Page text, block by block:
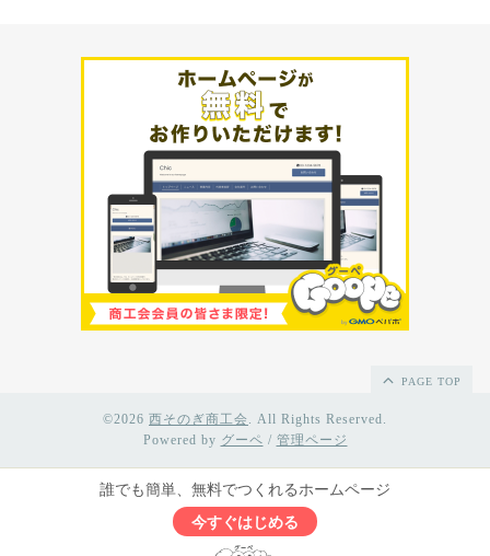
PAGE TOP
©2026 西そのぎ商工会. All Rights Reserved.
Powered by グーペ / 管理ページ
誰でも簡単、無料でつくれるホームページ
今すぐはじめる